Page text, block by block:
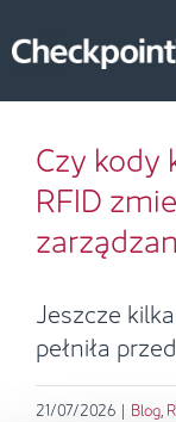
to
Czy
Czy kody
RFID
Jeszcze
pełniła
21/07/2026 | Blog